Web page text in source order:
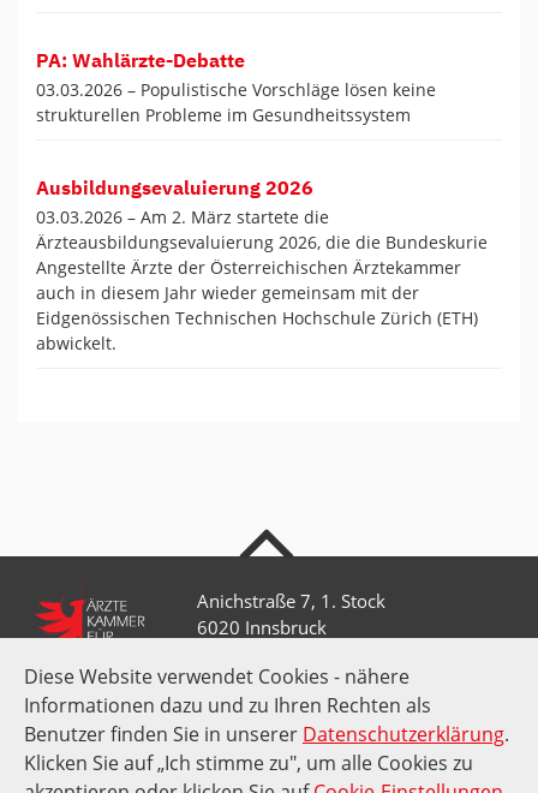
Diese Website verwendet Cookies - nähere
Informationen dazu und zu Ihren Rechten als
Benutzer finden Sie in unserer Datenschutzerklärung.
Klicken Sie auf „Ich stimme zu", um alle Cookies zu
PA: Wahlärzte-Debatte
03.03.2026 – Populistische Vorschläge lösen keine
strukturellen Probleme im Gesundheitssystem
Ausbildungsevaluierung 2026
03.03.2026 – Am 2. März startete die
Ärzteausbildungsevaluierung 2026, die die Bundeskurie
Angestellte Ärzte der Österreichischen Ärztekammer
auch in diesem Jahr wieder gemeinsam mit der
Eidgenössischen Technischen Hochschule Zürich (ETH)
abwickelt.
Anichstraße 7, 1. Stock
6020 Innsbruck
+43 512 52 0 58-0
kammer@aektirol.at